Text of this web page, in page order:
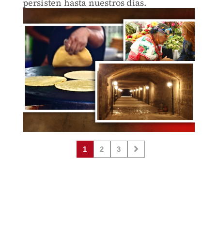
persisten hasta nuestros días.
1 2 3